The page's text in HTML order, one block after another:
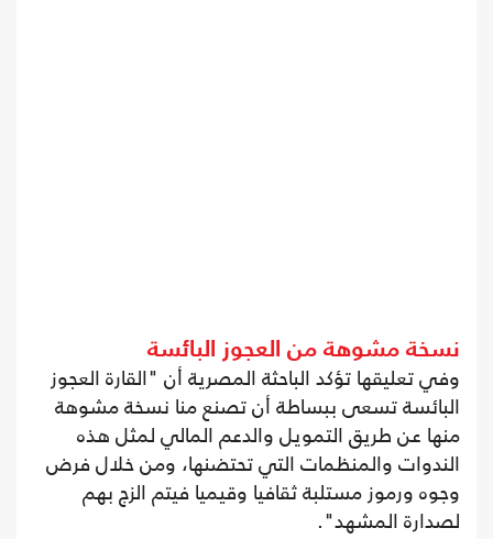
نسخة مشوهة من العجوز البائسة
وفي تعليقها تؤكد الباحثة المصرية أن "القارة العجوز
البائسة تسعى ببساطة أن تصنع منا نسخة مشوهة
منها عن طريق التمويل والدعم المالي لمثل هذه
الندوات والمنظمات التي تحتضنها، ومن خلال فرض
وجوه ورموز مستلبة ثقافيا وقيميا فيتم الزج بهم
لصدارة المشهد".